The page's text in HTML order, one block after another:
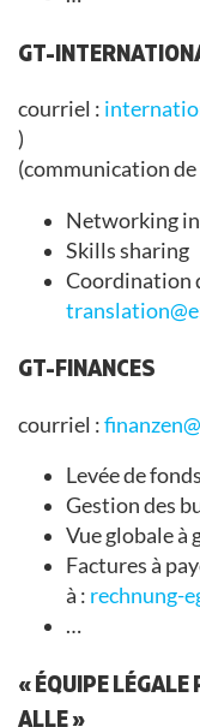
GT-
courriel :
)
(communication
Networking
Skills sharing
Coordination
GT-FINANCES
courriel :
Levée de fonds
Gestion des
Vue globale à
Factures à
à : rechnung-
…
« ÉQUIPE
ALLE »